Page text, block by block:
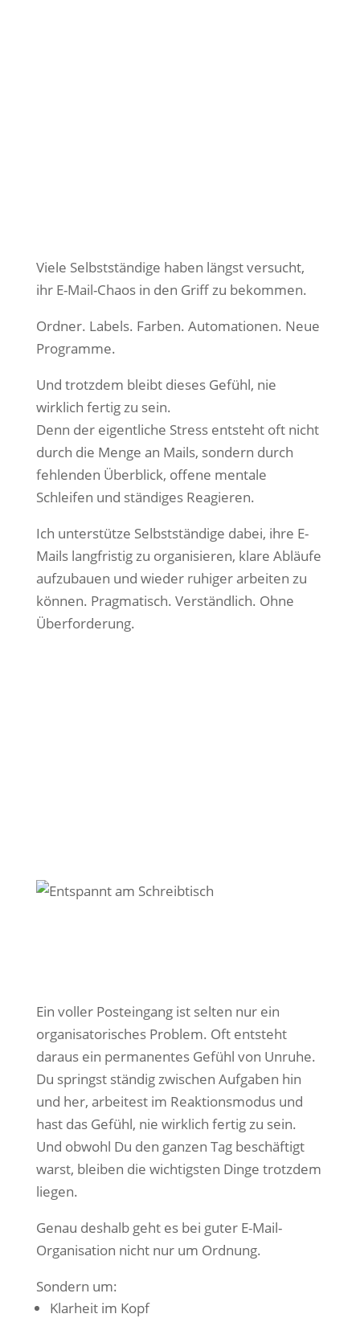
Viele Selbstständige haben längst versucht,
ihr E-Mail-Chaos in den Griff zu bekommen.
Ordner. Labels. Farben. Automationen. Neue
Programme.
Und trotzdem bleibt dieses Gefühl, nie
wirklich fertig zu sein.
Denn der eigentliche Stress entsteht oft nicht
durch die Menge an Mails, sondern durch
fehlenden Überblick, offene mentale
Schleifen und ständiges Reagieren.
Ich unterstütze Selbstständige dabei, ihre E-
Mails langfristig zu organisieren, klare Abläufe
aufzubauen und wieder ruhiger arbeiten zu
können. Pragmatisch. Verständlich. Ohne
Überforderung.
Ein voller Posteingang ist selten nur ein
organisatorisches Problem. Oft entsteht
daraus ein permanentes Gefühl von Unruhe.
Du springst ständig zwischen Aufgaben hin
und her, arbeitest im Reaktionsmodus und
hast das Gefühl, nie wirklich fertig zu sein.
Und obwohl Du den ganzen Tag beschäftigt
warst, bleiben die wichtigsten Dinge trotzdem
liegen.
Genau deshalb geht es bei guter E-Mail-
Organisation nicht nur um Ordnung.
Sondern um:
Klarheit im Kopf